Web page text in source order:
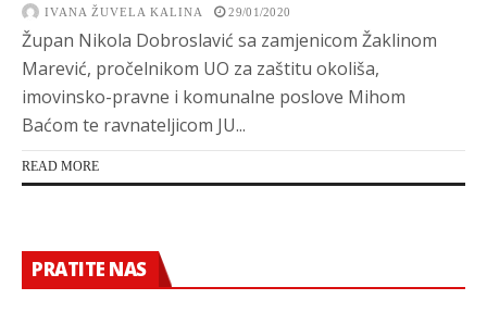
IVANA ŽUVELA KALINA 29/01/2020
Župan Nikola Dobroslavić sa zamjenicom Žaklinom
Marević, pročelnikom UO za zaštitu okoliša,
imovinsko-pravne i komunalne poslove Mihom
Baćom te ravnateljicom JU...
READ MORE
PRATITE NAS